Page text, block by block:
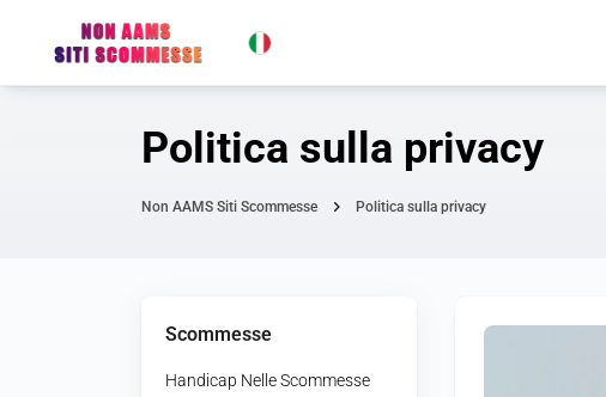
Politica sulla privacy
Non AAMS Siti Scommesse Politica sulla privacy
Scommesse
Handicap Nelle Scommesse